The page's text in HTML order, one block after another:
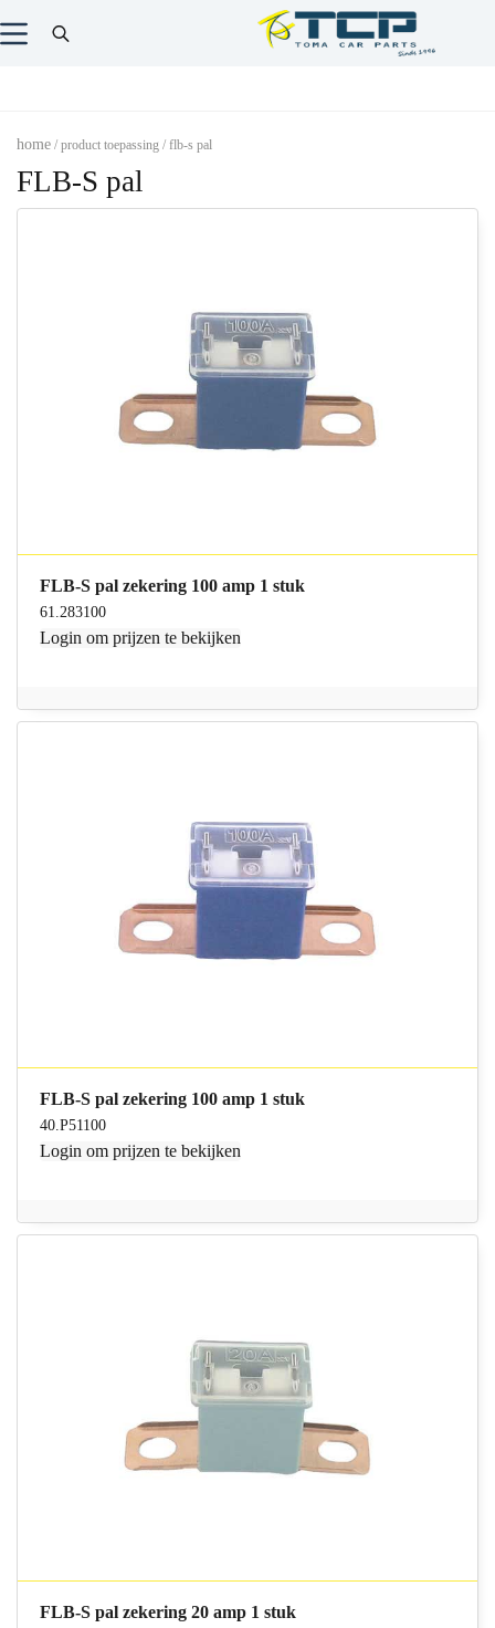
home / product toepassing / flb-s pal
FLB-S pal
FLB-S pal zekering 100 amp 1 stuk
61.283100
Login om prijzen te bekijken
FLB-S pal zekering 100 amp 1 stuk
40.P51100
Login om prijzen te bekijken
FLB-S pal zekering 20 amp 1 stuk